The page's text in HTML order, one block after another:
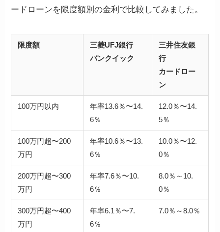
ードローンを限度額別の金利で比較してみました。
限度額
三菱UFJ銀行
バンクイック
三井住友銀
行
カードロー
ン
100万円以内
年率13.6％〜14.
6％
12.0％〜14.
5％
100万円超〜200
万円
年率10.6％〜13.
6％
10.0％〜12.
0％
200万円超〜300
万円
年率7.6％〜10.
6％
8.0％～10.
0％
300万円超〜400
万円
年率6.1％〜7.
6％
7.0％～8.0％